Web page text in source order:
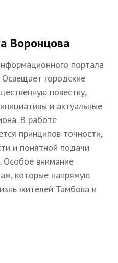
Воронцова
портала
городские
повестку,
и актуальные
В работе
принципов точности,
и понятной подачи
Особое внимание
которые напрямую
жителей Тамбова и